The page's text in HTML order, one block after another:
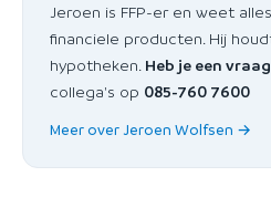
Jeroen is FFP-er en weet
financiele producten. Hij
hypotheken. Heb je een
collega's op 085-760 7600
Meer over Jeroen Wolfsen →